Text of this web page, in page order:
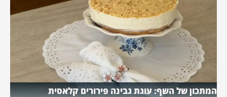
המתכון של השף: עוגת גבינה פירורים קלאסית